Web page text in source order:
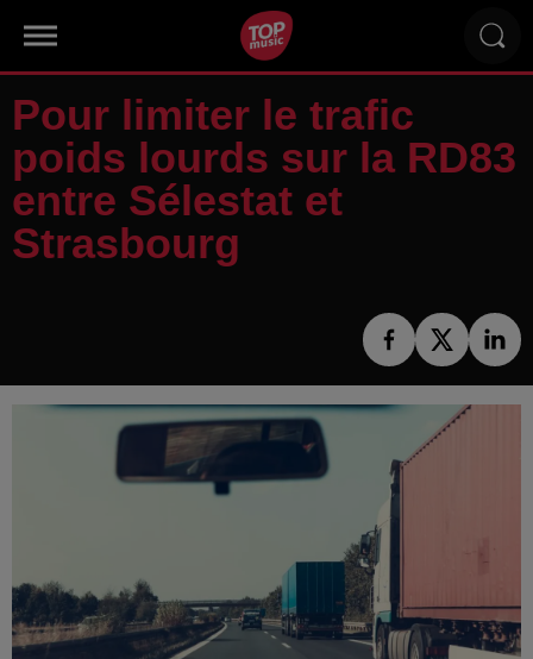
Pour limiter le trafic
poids lourds sur la RD83
entre Sélestat et
Strasbourg